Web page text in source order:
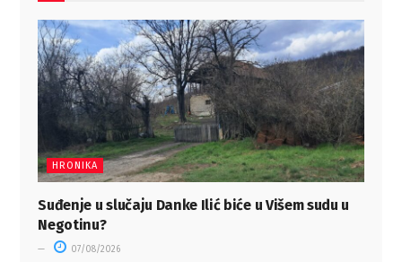
HRONIKA
Suđenje u slučaju Danke Ilić biće u Višem sudu u
Negotinu?
07/08/2026